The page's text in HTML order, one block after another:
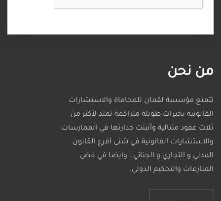
من نحن
تتمتع مؤسسة لقمان للمحاماة والاستشارات
القانونيه بخبرات طويلة متراكمة تمتد لأكثر من
ثلاث عقود متتالية وأثبتت جدارتها في الممارسات
والاستشارات القانونية في شتى أفرع القانون
المدني و التجاري و الجنائي.. وأيضا في فض
المنازعات والتحكيم الدولي.